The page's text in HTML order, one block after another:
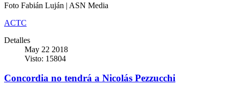
Foto Fabián Luján | ASN Media
ACTC
Detalles
May 22 2018
Visto: 15804
Concordia no tendrá a Nicolás Pezzucchi